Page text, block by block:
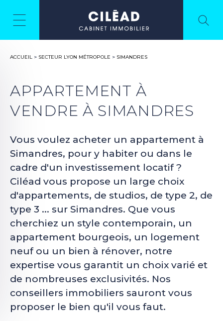
ACCUEIL > SECTEUR LYON MÉTROPOLE > SIMANDRES
APPARTEMENT À
VENDRE À SIMANDRES
Vous voulez acheter un appartement à
Simandres, pour y habiter ou dans le
cadre d'un investissement locatif ?
Ciléad vous propose un large choix
d'appartements, de studios, de type 2, de
type 3 ... sur Simandres. Que vous
cherchiez un style contemporain, un
appartement bourgeois, un logement
neuf ou un bien à rénover, notre
expertise vous garantit un choix varié et
de nombreuses exclusivités. Nos
conseillers immobiliers sauront vous
proposer le bien qu'il vous faut.